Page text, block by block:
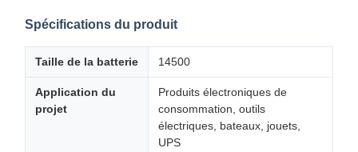
Spécifications du produit
Taille de la batterie 14500
Application du
projet
Produits électroniques de
consommation, outils
électriques, bateaux, jouets,
UPS